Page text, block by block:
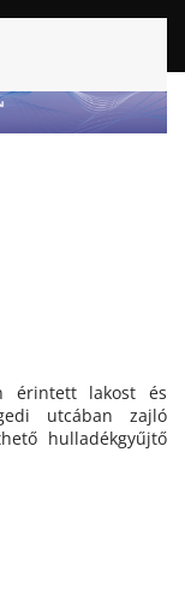
érintett lakost és
utcában zajló
hulladékgyűjtő